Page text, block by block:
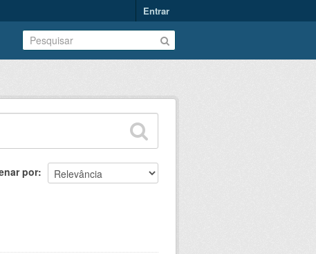
Entrar
por